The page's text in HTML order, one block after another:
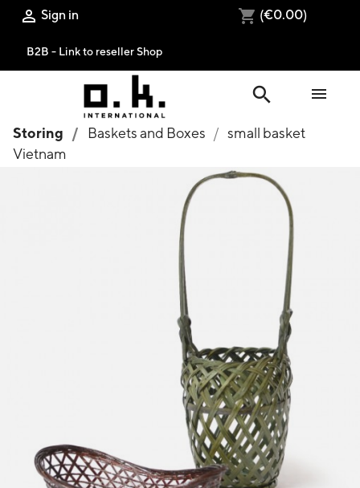
 Sign in shopping_cart (€0.00)
B2B - Link to reseller Shop
search 
Storing Baskets and Boxes
small basket
Vietnam